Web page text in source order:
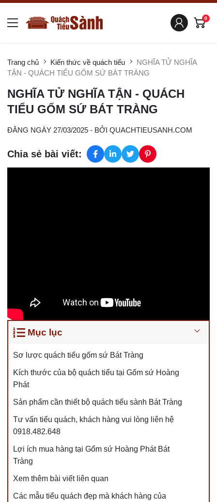
0
Trang chủ Kiến thức về quách tiểu
NGHĨA TỬ NGHĨA
TẬN - QUÁCH TIỂU GỐM SỨ BÁT TRÀNG
NGHĨA TỬ NGHĨA TẬN - QUÁCH
TIỂU GỐM SỨ BÁT TRÀNG
ĐĂNG NGÀY 27/03/2025 - BỞI QUACHTIEUSANH.COM
Chia sẻ bài viết:
Mục lục
Sơ lược quách tiểu gốm sứ Bát Tràng
Kích thước của bộ quách tiểu tại Gốm sứ Hoàng
Phát
Sản phẩm cần thiết bộ quách tiểu sành Bát Tràng
Tư vấn tiểu quách, khách hàng vui lòng liên hệ
0918.482.648
Lợi ích mua hàng tại Gốm sứ Hoàng Phát Bát
Tràng
Xem thêm bài viết liên quan
Các mẫu tiểu quách đẹp mà khách hàng của